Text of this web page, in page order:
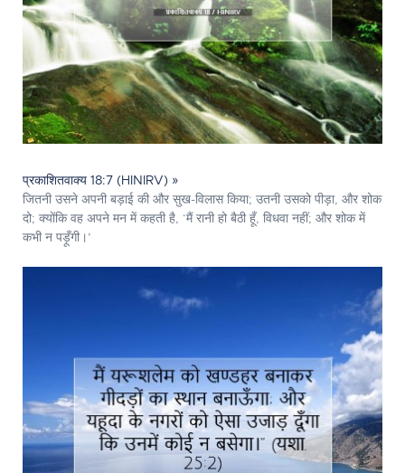
प्रकाशितवाक्य 18:7 (HINIRV) »
जितनी उसने अपनी बड़ाई की और सुख-विलास किया; उतनी उसको पीड़ा, और शोक
दो; क्योंकि वह अपने मन में कहती है, ‘मैं रानी हो बैठी हूँ, विधवा नहीं; और शोक में
कभी न पड़ूँगी।’